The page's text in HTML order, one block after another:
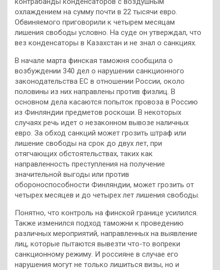
охлаждением на сумму почти в 22 тысячи евро.
Обвиняемого приговорили к четырем месяцам
лишения свободы условно. На суде он утверждал, что
вез конденсаторы в Казахстан и не знал о санкциях.
В начале марта финская таможня сообщила о
возбуждении 340 дел о нарушении санкционного
законодательства ЕС в отношении России, около
половины из них направлены против физлиц. В
основном дела касаются попыток провоза в Россию
из Финляндии предметов роскоши. В некоторых
случаях речь идет о незаконном вывозе наличных
евро. За обход санкций может грозить штраф или
лишение свободы на срок до двух лет, при
отягчающих обстоятельствах, таких как
направленность преступления на получение
значительной выгоды или против
обороноспособности Финляндии, может грозить от
четырех месяцев и до четырех лет лишения свободы.
Понятно, что контроль на финской границе усилился.
Также изменился подход таможни к проведению
различных мероприятий, направленных на выявление
лиц, которые пытаются вывезти что-то вопреки
санкционному режиму. И россияне в случае его
нарушения могут не только лишиться визы, но и